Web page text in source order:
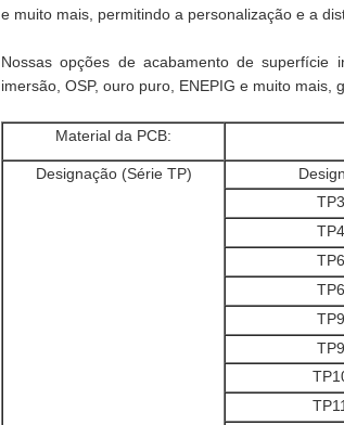
e muito mais, permitindo a personalização e a
Nossas opções de acabamento de
imersão, OSP, ouro puro, ENEPIG e muito
Material da PCB:
Designação (Série TP)